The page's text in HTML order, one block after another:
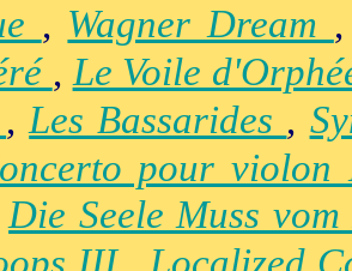
, Wagner Dream
,Le Voile
,Les Bassarides ,
pour
Die Seele Muss